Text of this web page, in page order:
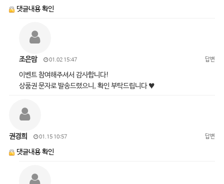
댓글내용 확인
조은맘 01.02 15:47 답변
이벤트 참여해주셔서 감사합니다!
상품권 문자로 발송드렸으니, 확인 부탁드립니다 ♥
권경희 01.15 10:57 답변
댓글내용 확인